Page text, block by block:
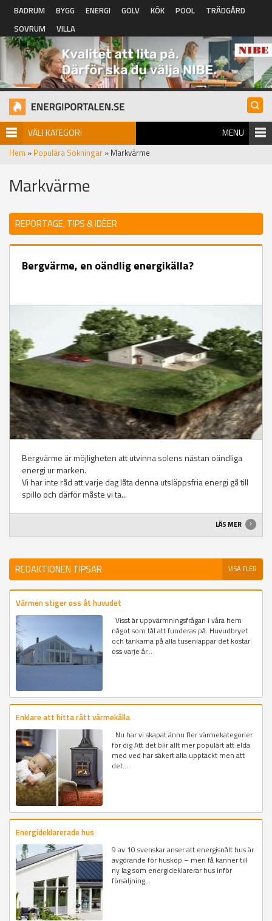
Hoppa till huvudinnehåll
BADRUM BYGG ENERGI GOLV KÖK POOL
TRÄDGÅRD
SOVRUM
VILLA
VÄLJ KATEGORI MENU
Hem » Populära Sökningar » Markvärme
Markvärme
REPORTAGE, TIPS & IDÉER
Bergvärme, en oändlig energikälla?
Bergvärme är möjligheten att utvinna solens nästan oändliga
energi ur marken.
Vi har inte råd att varje dag låta denna utsläppsfria energi gå till
spillo och därför måste vi ta...
LÄS MER
REDAKTIONEN TIPSAR VISA FLER
Värmen stiger oss åt huvudet
Visst är uppvärmningsfrågan i våra hem
något som tål att funderas på. Huvudbryet
och tankarna på alla tusenlappar det kostar
oss varje år...
Enklare att hitta rätt värmekälla
Nu har vi skapat ännu fler värmekategorier
för dig Att det blir allt mer populärt att elda
med ved har säkert alla upptäckt men att
det...
Energideklarerade hus
9 av 10 svenskar anser att energisnålt hus är
avgörande för husköp – men få känner till
ny lag som energideklarerar hus inför
försäljning...